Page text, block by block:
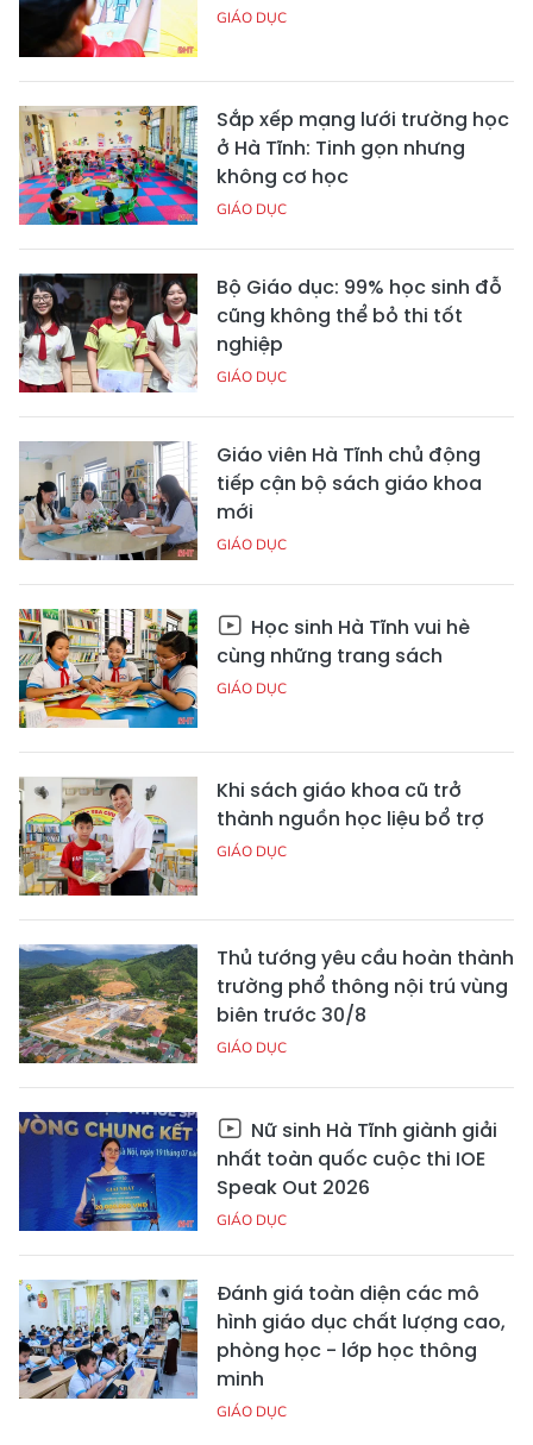
GIÁO DỤC
Sắp xếp mạng lưới trường học
ở Hà Tĩnh: Tinh gọn nhưng
không cơ học
GIÁO DỤC
Bộ Giáo dục: 99% học sinh đỗ
cũng không thể bỏ thi tốt
nghiệp
GIÁO DỤC
Giáo viên Hà Tĩnh chủ động
tiếp cận bộ sách giáo khoa
mới
GIÁO DỤC
Học sinh Hà Tĩnh vui hè
cùng những trang sách
GIÁO DỤC
Khi sách giáo khoa cũ trở
thành nguồn học liệu bổ trợ
GIÁO DỤC
Thủ tướng yêu cầu hoàn thành
trường phổ thông nội trú vùng
biên trước 30/8
GIÁO DỤC
Nữ sinh Hà Tĩnh giành giải
nhất toàn quốc cuộc thi IOE
Speak Out 2026
GIÁO DỤC
Đánh giá toàn diện các mô
hình giáo dục chất lượng cao,
phòng học - lớp học thông
minh
GIÁO DỤC